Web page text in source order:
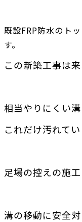
既設FRP防水のト
す。
この新築工事は
相当やりにくい溝
これだけ汚れて
足場の控えの施
溝の移動に安全対